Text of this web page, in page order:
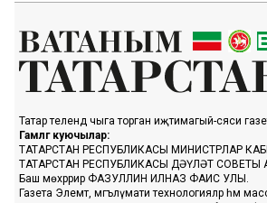
Татар телендә чыга торган иҗтимагый-сәяси
Гамәлгә куючылар:
ТАТАРСТАН РЕСПУБЛИКАСЫ МИНИСТРЛАР
ТАТАРСТАН РЕСПУБЛИКАСЫ ДӘҮЛӘТ СОВЕТЫ
Баш мөхәррир ФАЗУЛЛИН ИЛНАЗ ФАИС УЛЫ.
Газета Элемтә, мәгълүмати технологияләр һәм